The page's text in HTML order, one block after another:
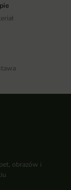
obrazów i